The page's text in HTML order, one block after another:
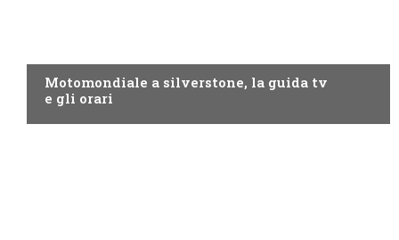
Motomondiale a silverstone, la guida tv
e gli orari